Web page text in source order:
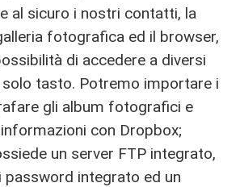
al sicuro i nostri contatti, la
fotografica ed il browser,
di accedere a diversi
tasto. Potremo importare i
gli album fotografici e
con Dropbox;
un server FTP integrato,
password integrato ed un